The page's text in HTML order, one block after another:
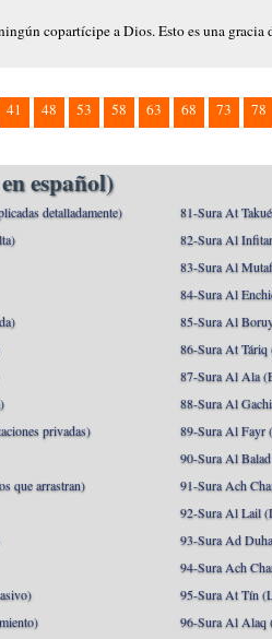
copartícipe a Dios. Esto es una
41 48 53 58 63 68 73 78
español)
detalladamente)
privadas)
que arrastran)
81-Sura At
82-Sura Al
83-Sura Al
84-Sura Al
85-Sura Al
86-Sura At Táriq
87-Sura Al Ala
88-Sura Al
89-Sura Al Fayr
90-Sura Al
91-Sura Ach
92-Sura Al Lail
93-Sura Ad
94-Sura Ach
95-Sura At Tín
96-Sura Al Alaq